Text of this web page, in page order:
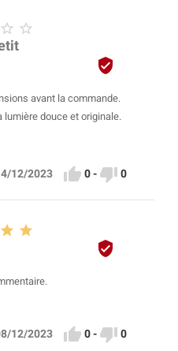
 

avant la commande.
lumière douce et originale.
12/2023  0-  0
 

12/2023  0-  0